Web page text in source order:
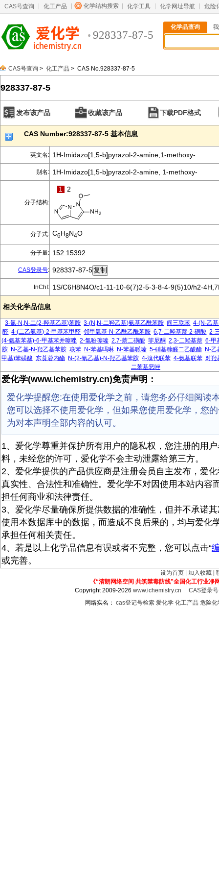
CAS号查询 化工产品 化学结构搜索 化学工具 化学网址导航 危险
928337-87-5
化学品查询
CAS号查询 > 化工产品 > CAS No.928337-87-5
928337-87-5
发布该产品 收藏该产品 下载PDF格式
CAS Number:928337-87-5 基本信息
英文名: 1H-Imidazo[1,5-b]pyrazol-2-amine,1-methoxy-
别名: 1H-Imidazo[1,5-b]pyrazol-2-amine, 1-methoxy-
分子结构:
1 2
分子式: C6H8N4O
分子量: 152.15392
CAS登录号: 928337-87-5
InChI: 1S/C6H8N4O/c1-11-10-6(7)2-5-3-8-4-9(5)10/h2-
相关化学品信息
3-氯-N,N-二(2-羟基乙基)苯胺 3-(N,N-二羟乙基)氨基乙酰苯胺 间三联苯 4-(N-乙
醛 4-(二乙氨基)-2-甲基苯甲醛 邻甲氧基-N-乙酰乙酰苯胺 6,7-二羟基萘-2-磺酸 2-
(4-氨基苯基)-6-甲基苯并噻唑 2-氯吩噻嗪 2,7-萘二磺酸 菲尼酮 2,3-二羟基萘 6-甲
胺 N-乙基-N-羟乙基苯胺 联苯 N-苯基吗啉 N-苯基哌嗪 5-硝基糠醛二乙酸酯 N-乙
甲基)苯磺酸 东莨菪内酯 N-(2-氰乙基)-N-羟乙基苯胺 4-溴代联苯 4-氨基联苯 对羟
二苯基恶唑
爱化学(www.ichemistry.cn)免责声明：
爱化学提醒您:在使用爱化学之前，请您务必仔细阅读
您可以选择不使用爱化学，但如果您使用爱化学，您
为对本声明全部内容的认可。
1、爱化学尊重并保护所有用户的隐私权，您注册的用
料，未经您的许可，爱化学不会主动泄露给第三方。
2、爱化学提供的产品供应商是注册会员自主发布，爱
真实性、合法性和准确性。爱化学不对因使用本站内容
担任何商业和法律责任。
3、爱化学尽量确保所提供数据的准确性，但并不承诺
使用本数据库中的数据，而造成不良后果的，均与爱化
承担任何相关责任。
4、若是以上化学品信息有误或者不完整，您可以点击“
或完善。
设为首页 加入收藏
《“清朗网络空间 共筑禁毒防线”全国化工行业净
Copyright 2009-2026www.ichemistry.cn
CAS登录
网络实名： cas登记号检索 爱化学 化工产品 危险化